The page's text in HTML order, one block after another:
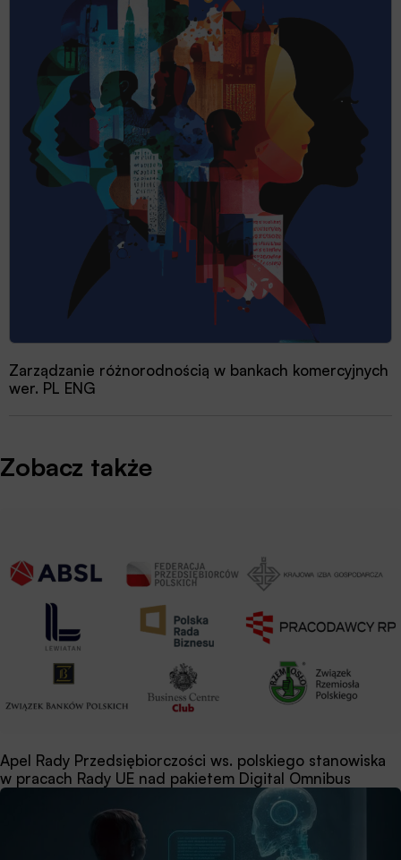
Zarządzanie różnorodnością w bankach komercyjnych
wer. PL ENG
Zobacz także
Apel Rady Przedsiębiorczości ws. polskiego stanowiska
w pracach Rady UE nad pakietem Digital Omnibus